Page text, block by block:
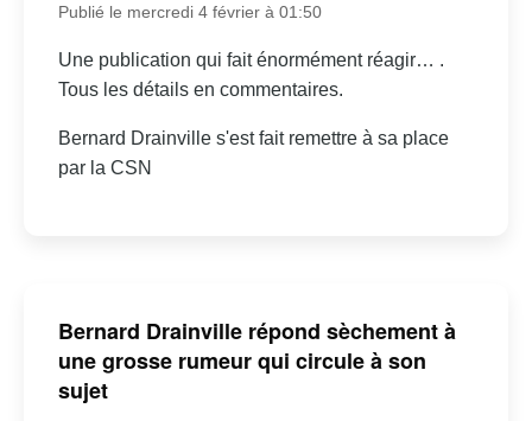
Publié le mercredi 4 février à 01:50
Une publication qui fait énormément réagir… .
Tous les détails en commentaires.
Bernard Drainville s'est fait remettre à sa place
par la CSN
Bernard Drainville répond sèchement à
une grosse rumeur qui circule à son
sujet